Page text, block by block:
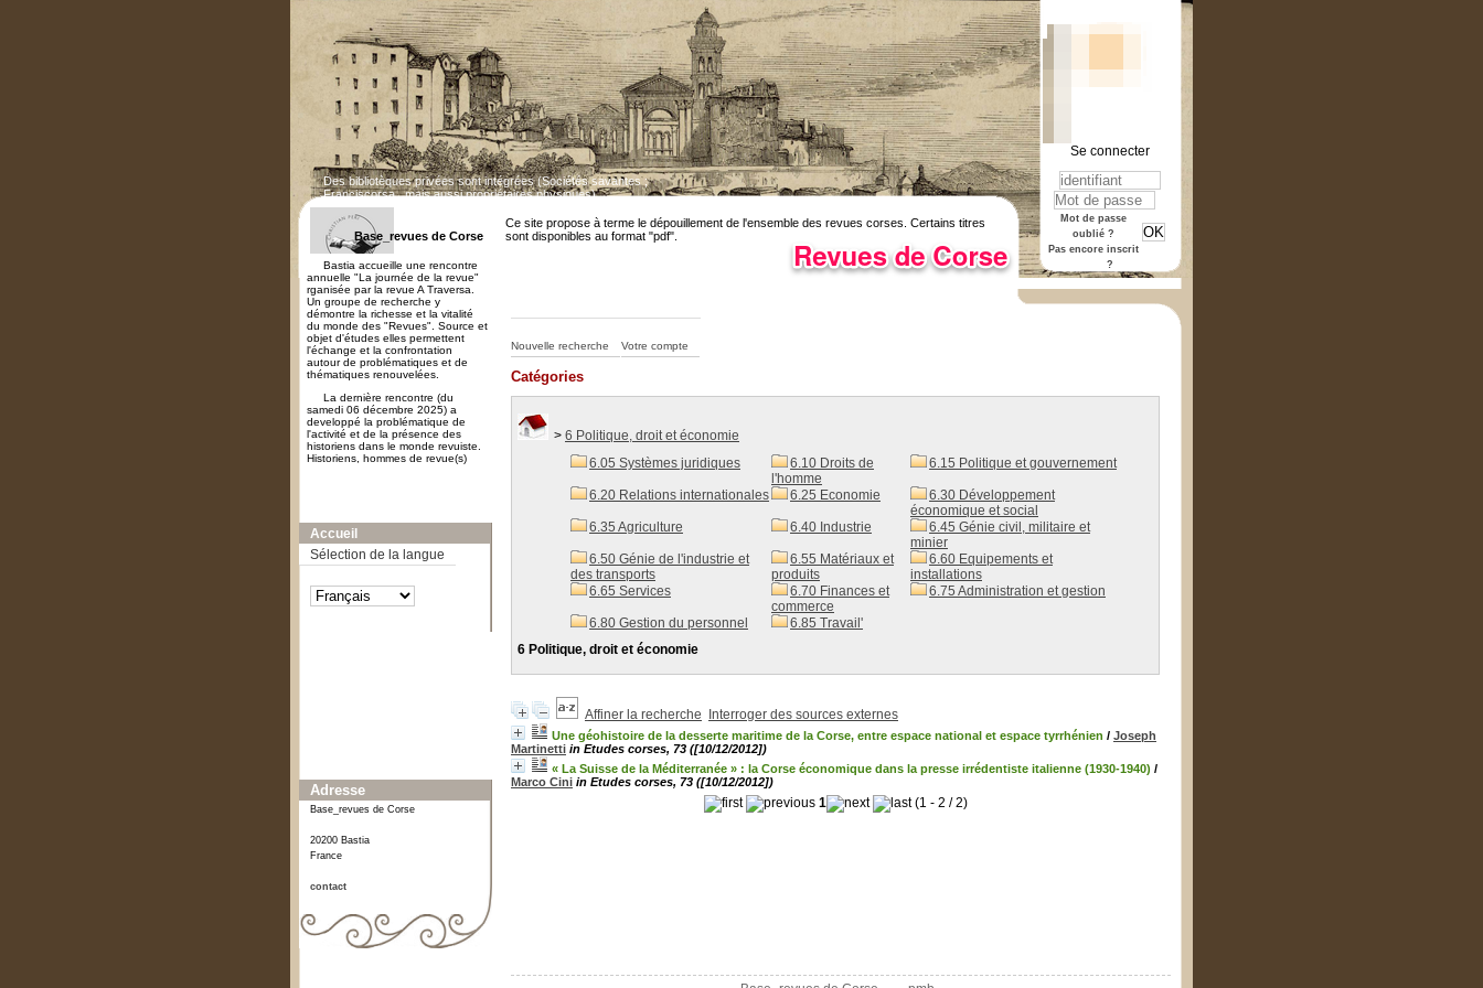
Dépouillement des revues corses en cours. Certains titres sont disponibles au format "pdf".
Ce site propose à terme le dépouillement de l'ensemble des revues corses. Certains titres
sont disponibles au format "pdf".
Des bibliotèques privées sont intégrées (Sociétés savantes ;
Franciscorsa...mais aussi propriétaires physiques)
Nouvelle recherche Votre compte
Catégories
> 6 Politique, droit et économie
6.05 Systèmes juridiques
6.10 Droits de
l'homme
6.15 Politique et gouvernement
6.20 Relations internationales 6.25 Economie
6.30 Développement
économique et social
6.35 Agriculture
6.40 Industrie
6.45 Génie civil, militaire et
minier
6.50 Génie de l'industrie et
des transports
6.55 Matériaux et
produits
6.60 Equipements et
installations
6.65 Services
6.70 Finances et
commerce
6.75 Administration et gestion
6.80 Gestion du personnel
6.85 Travail'
6 Politique, droit et économie
Affiner la recherche Interroger des sources externes
Une géohistoire de la desserte maritime de la Corse, entre espace national et espace tyrrhénien / Joseph
Martinetti in Etudes corses, 73 ([10/12/2012])
« La Suisse de la Méditerranée » : la Corse économique dans la presse irrédentiste italienne (1930-1940) /
Marco Cini in Etudes corses, 73 ([10/12/2012])
1 (1 - 2 / 2)
Base_revues de Corse
Bastia accueille une rencontre
annuelle "La journée de la revue"
rganisée par la revue A Traversa.
Un groupe de recherche y
démontre la richesse et la vitalité
du monde des "Revues". Source et
objet d'études elles permettent
l'échange et la confrontation
autour de problématiques et de
thématiques renouvelées.
La dernière rencontre (du
samedi 06 décembre 2025) a
developpé la problématique de
l'activité et de la présence des
historiens dans le monde revuiste.
Historiens, hommes de revue(s)
Accueil
Sélection de la langue
Se connecter
Mot de passe
oublié ?
Pas encore inscrit
?
Adresse
Base_revues de Corse
20200 Bastia
France
contact